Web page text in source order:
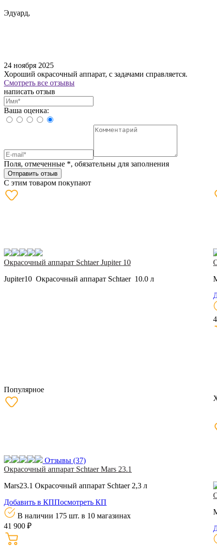
Эдуард,
24 ноября 2025
Хороший окрасочный аппарат, с задачами справляется.
Смотреть все отзывы
написать отзыв
Ваша оценка:
Поля, отмеченные *, обязательны для заполнения
Отправить отзыв
С этим товаром покупают
Окрасочный аппарат Schtaer Jupiter 10
Jupiter10 Окрасочный аппарат Schtaer 10.0 л
Популярное
Отзывы (37)
Окрасочный аппарат Schtaer Mars 23.1
Mars23.1 Окрасочный аппарат Schtaer 2,3 л
Добавить в КППосмотреть КП
В наличии 175 шт. в 10 магазинах
41 900 ₽